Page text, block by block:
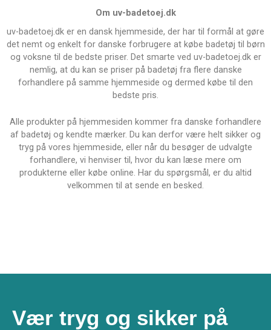
Om uv-badetoej.dk
uv-badetoej.dk er en dansk hjemmeside, der har til formål at gøre
det nemt og enkelt for danske forbrugere at købe badetøj til børn
og voksne til de bedste priser. Det smarte ved uv-badetoej.dk er
nemlig, at du kan se priser på badetøj fra flere danske
forhandlere på samme hjemmeside og dermed købe til den
bedste pris.
Alle produkter på hjemmesiden kommer fra danske forhandlere
af badetøj og kendte mærker. Du kan derfor være helt sikker og
tryg på vores hjemmeside, eller når du besøger de udvalgte
forhandlere, vi henviser til, hvor du kan læse mere om
produkterne eller købe online. Har du spørgsmål, er du altid
velkommen til at sende en besked.
Vær tryg og sikker på